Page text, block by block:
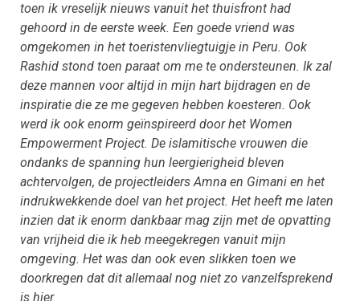
toen ik vreselijk nieuws vanuit het thuisfront had
gehoord in de eerste week. Een goede vriend was
omgekomen in het toeristenvliegtuigje in Peru. Ook
Rashid stond toen paraat om me te ondersteunen. Ik zal
deze mannen voor altijd in mijn hart bijdragen en de
inspiratie die ze me gegeven hebben koesteren. Ook
werd ik ook enorm geïnspireerd door het Women
Empowerment Project. De islamitische vrouwen die
ondanks de spanning hun leergierigheid bleven
achtervolgen, de projectleiders Amna en Gimani en het
indrukwekkende doel van het project. Het heeft me laten
inzien dat ik enorm dankbaar mag zijn met de opvatting
van vrijheid die ik heb meegekregen vanuit mijn
omgeving. Het was dan ook even slikken toen we
doorkregen dat dit allemaal nog niet zo vanzelfsprekend
is hier.